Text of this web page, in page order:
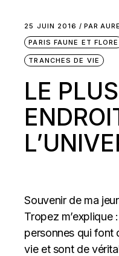
25 JUIN 2016 PAR
PARIS FAUNE ET FLORE
TRANCHES DE VIE
LE
Souvenir de ma
Tropez m’explique
personnes qui font
vie et sont de